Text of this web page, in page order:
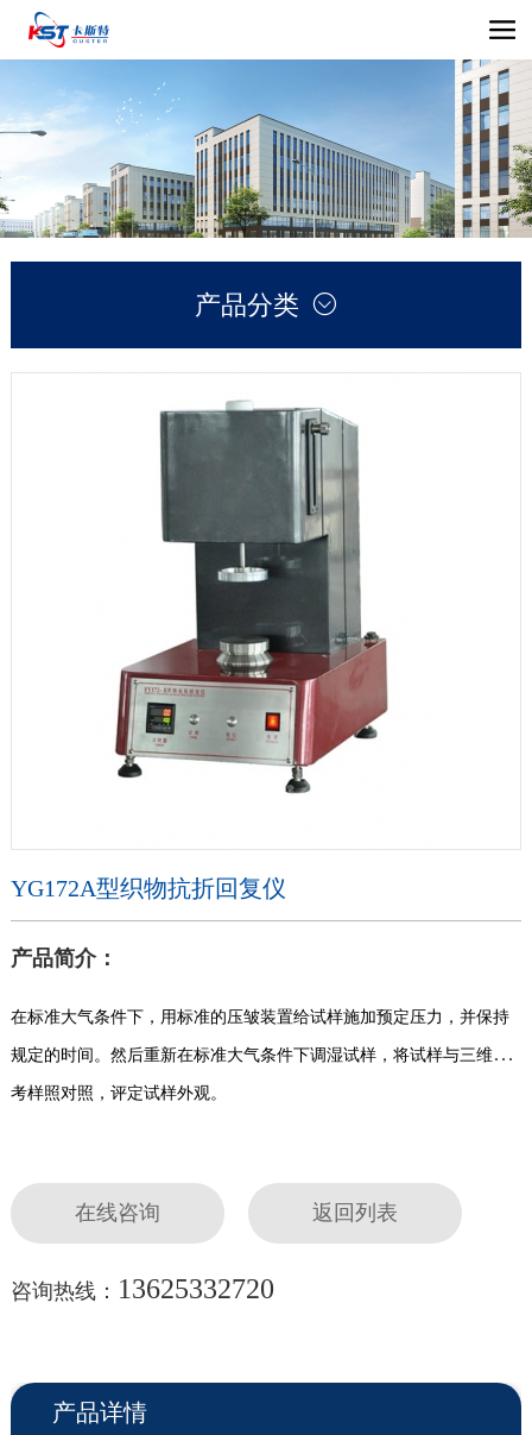
产品分类 
YG172A型织物抗折回复仪
产品简介：
在标准大气条件下，用标准的压皱装置给试样施加预定压力，并保持
规定的时间。然后重新在标准大气条件下调湿试样，将试样与三维参
考样照对照，评定试样外观。
在线咨询 返回列表
咨询热线： 13625332720
产品详情